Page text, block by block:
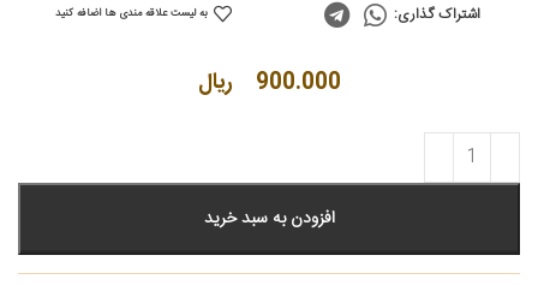
900.000 ریال
افزودن به سبد خرید
اشتراک گذاری: به لیست علاقه مندی ها اضافه کنید